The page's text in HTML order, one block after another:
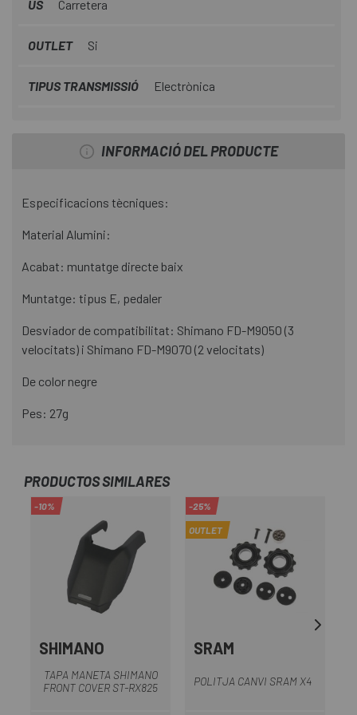
ÚS Carretera
OUTLET Si
TIPUS TRANSMISSIÓ Electrònica
INFORMACIÓ DEL PRODUCTE
Especificacions tècniques:
Material Alumini:
Acabat: muntatge directe baix
Muntatge: tipus E, pedaler
Desviador de compatibilitat: Shimano FD-M9050 (3
velocitats) i Shimano FD-M9070 (2 velocitats)
De color negre
Pes: 27g
PRODUCTOS SIMILARES
-10%
SHIMANO
TAPA MANETA SHIMANO
FRONT COVER ST-RX825
-25%
OUTLET
SRAM
POLITJA CANVI SRAM X4